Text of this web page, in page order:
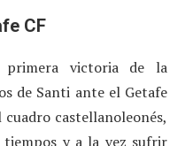
CF
victoria de la
de Santi ante el Getafe
castellanoleonés,
y a la vez sufrir